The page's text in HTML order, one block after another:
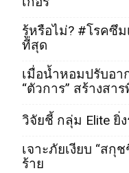
รู้หรือไม่? #โรคซึ
ที่สุด
เมื่อน้ำหอมปรับอา
“ตัวการ” สร้างสา
วิจัยชี้ กลุ่ม Elite ยิ่
เจาะภัยเงียบ “สกุ
ร้าย